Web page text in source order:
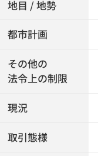
地目 / 地勢
都市計画
その他の
法令上の制限
現況
取引態様